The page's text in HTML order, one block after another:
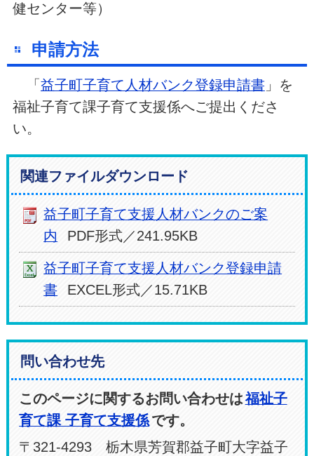
健センター等）
申請方法
「 益子町子育て人材バンク登録申請書」を
福祉子育て課子育て支援係へご提出くださ
い。
関連ファイルダウンロード
益子町子育て支援人材バンクのご案
内
PDF形式／241.95KB
益子町子育て支援人材バンク登録申請
書
EXCEL形式／15.71KB
問い合わせ先
このページに関するお問い合わせは福祉子
育て課 子育て支援係です。
〒321-4293 栃木県芳賀郡益子町大字益子